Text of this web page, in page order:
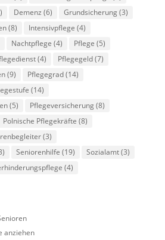
Demenz (6) Grundsicherung(3)
(8) Intensivpflege (4)
Nachtpflege (4) Pflege (5)
(4) Pflegegeld(7)
(9) Pflegegrad(14)
(14)
(5) Pflegeversicherung(8)
Polnische Pflegekräfte (8)
(3)
Seniorenhilfe (19) Sozialamt(3)
(4)
anziehen